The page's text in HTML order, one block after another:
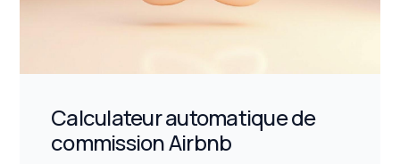
Calculateur automatique de
commission Airbnb